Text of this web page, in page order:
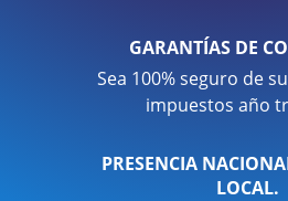
GARANTÍAS DE
Sea 100% seguro de
impuestos año
PRESENCIA
LOCAL.